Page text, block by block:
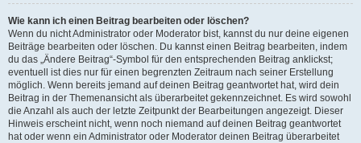
Wie kann ich einen Beitrag bearbeiten oder löschen?
Wenn du nicht Administrator oder Moderator bist, kannst du nur deine eigenen
Beiträge bearbeiten oder löschen. Du kannst einen Beitrag bearbeiten, indem
du das „Ändere Beitrag“-Symbol für den entsprechenden Beitrag anklickst;
eventuell ist dies nur für einen begrenzten Zeitraum nach seiner Erstellung
möglich. Wenn bereits jemand auf deinen Beitrag geantwortet hat, wird dein
Beitrag in der Themenansicht als überarbeitet gekennzeichnet. Es wird sowohl
die Anzahl als auch der letzte Zeitpunkt der Bearbeitungen angezeigt. Dieser
Hinweis erscheint nicht, wenn noch niemand auf deinen Beitrag geantwortet
hat oder wenn ein Administrator oder Moderator deinen Beitrag überarbeitet